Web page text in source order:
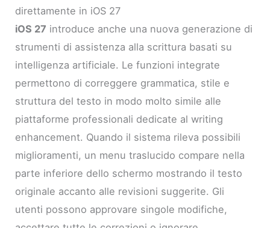
direttamente in iOS 27
iOS 27 introduce anche una nuova generazione di
strumenti di assistenza alla scrittura basati su
intelligenza artificiale. Le funzioni integrate
permettono di correggere grammatica, stile e
struttura del testo in modo molto simile alle
piattaforme professionali dedicate al writing
enhancement. Quando il sistema rileva possibili
miglioramenti, un menu traslucido compare nella
parte inferiore dello schermo mostrando il testo
originale accanto alle revisioni suggerite. Gli
utenti possono approvare singole modifiche,